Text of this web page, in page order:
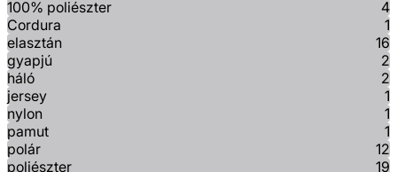
100% poliészter
4
Cordura
1
elasztán
16
gyapjú
2
háló
2
jersey
1
nylon
1
pamut
1
polár
12
poliészter
19